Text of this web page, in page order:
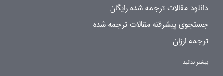
دانلود مقالات ترجمه شده رایگان
جستجوی پیشرفته مقالات ترجمه شده
ترجمه ارزان
بیشتر بدانید